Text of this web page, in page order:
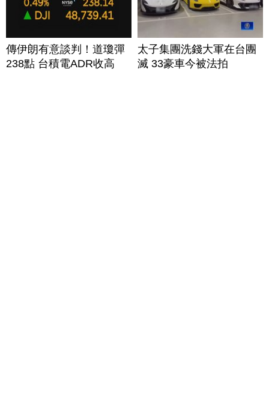
傳伊朗有意談判！道瓊彈
238點 台積電ADR收高
太子集團洗錢大軍在台團
滅 33豪車今被法拍